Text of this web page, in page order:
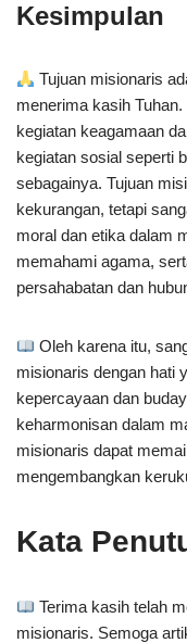
Kesimpulan
Tujuan misionaris
menerima kasih
kegiatan keagamaan
kegiatan sosial seperti
sebagainya. Tujuan
kekurangan, tetapi
moral dan etika dalam
memahami agama,
persahabatan dan
Oleh karena itu,
misionaris dengan hati
kepercayaan dan
keharmonisan dalam
misionaris dapat
mengembangkan
Kata
Terima kasih telah
misionaris. Semoga